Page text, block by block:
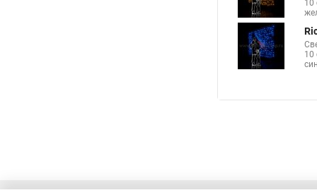
10
10